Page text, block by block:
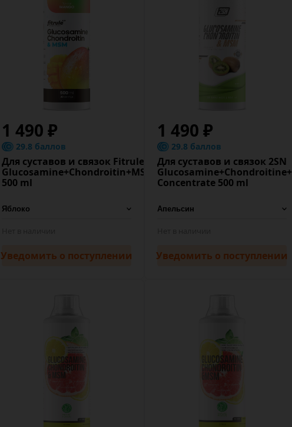
1 490 ₽
29.8 баллов
Для суставов и связок Fitrule
Glucosamine+Chondroitin+MSM
500 ml
Уведомить о поступлении
1 490 ₽
29.8 баллов
Для суставов и связок 2SN
Concentrate 500 ml
Уведомить о поступлении